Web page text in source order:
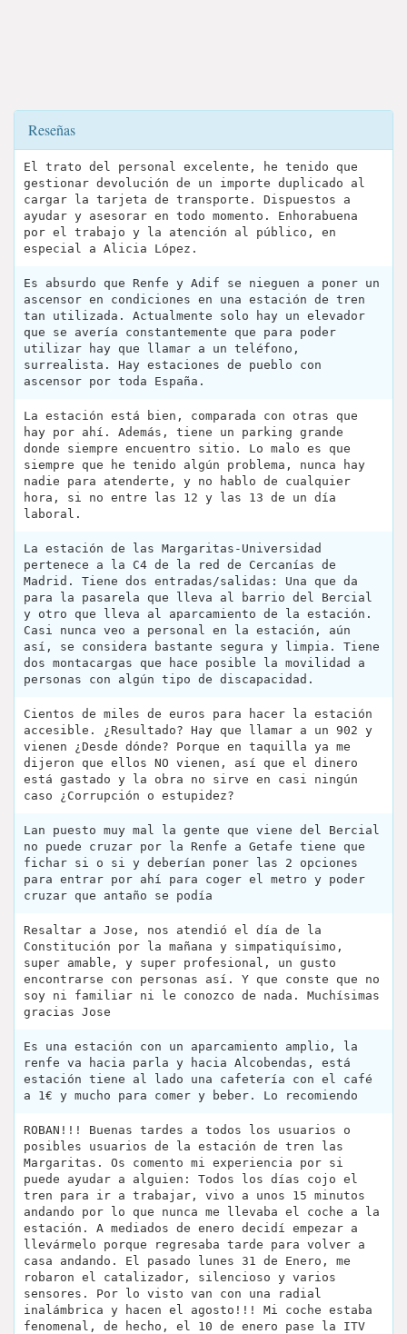
Reseñas
El trato del personal excelente, he tenido que
gestionar devolución de un importe duplicado al
cargar la tarjeta de transporte. Dispuestos a
ayudar y asesorar en todo momento. Enhorabuena
por el trabajo y la atención al público, en
especial a Alicia López.
Es absurdo que Renfe y Adif se nieguen a poner un
ascensor en condiciones en una estación de tren
tan utilizada. Actualmente solo hay un elevador
que se avería constantemente que para poder
utilizar hay que llamar a un teléfono,
surrealista. Hay estaciones de pueblo con
ascensor por toda España.
La estación está bien, comparada con otras que
hay por ahí. Además, tiene un parking grande
donde siempre encuentro sitio. Lo malo es que
siempre que he tenido algún problema, nunca hay
nadie para atenderte, y no hablo de cualquier
hora, si no entre las 12 y las 13 de un día
laboral.
La estación de las Margaritas-Universidad
pertenece a la C4 de la red de Cercanías de
Madrid. Tiene dos entradas/salidas: Una que da
para la pasarela que lleva al barrio del Bercial
y otro que lleva al aparcamiento de la estación.
Casi nunca veo a personal en la estación, aún
así, se considera bastante segura y limpia. Tiene
dos montacargas que hace posible la movilidad a
personas con algún tipo de discapacidad.
Cientos de miles de euros para hacer la estación
accesible. ¿Resultado? Hay que llamar a un 902 y
vienen ¿Desde dónde? Porque en taquilla ya me
dijeron que ellos NO vienen, así que el dinero
está gastado y la obra no sirve en casi ningún
caso ¿Corrupción o estupidez?
Lan puesto muy mal la gente que viene del Bercial
no puede cruzar por la Renfe a Getafe tiene que
fichar si o si y deberían poner las 2 opciones
para entrar por ahí para coger el metro y poder
cruzar que antaño se podía
Resaltar a Jose, nos atendió el día de la
Constitución por la mañana y simpatiquísimo,
super amable, y super profesional, un gusto
encontrarse con personas así. Y que conste que no
soy ni familiar ni le conozco de nada. Muchísimas
gracias Jose
Es una estación con un aparcamiento amplio, la
renfe va hacia parla y hacia Alcobendas, está
estación tiene al lado una cafetería con el café
a 1€ y mucho para comer y beber. Lo recomiendo
ROBAN!!! Buenas tardes a todos los usuarios o
posibles usuarios de la estación de tren las
Margaritas. Os comento mi experiencia por si
puede ayudar a alguien: Todos los días cojo el
tren para ir a trabajar, vivo a unos 15 minutos
andando por lo que nunca me llevaba el coche a la
estación. A mediados de enero decidí empezar a
llevármelo porque regresaba tarde para volver a
casa andando. El pasado lunes 31 de Enero, me
robaron el catalizador, silencioso y varios
sensores. Por lo visto van con una radial
inalámbrica y hacen el agosto!!! Mi coche estaba
fenomenal, de hecho, el 10 de enero pase la ITV